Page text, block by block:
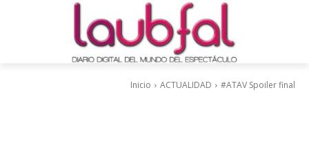
Inicio ACTUALIDAD #ATAV Spoiler final